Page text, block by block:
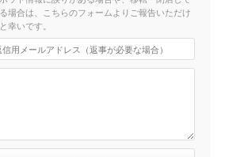
場合は、こちらのフォームよりご報告いただけ
幸いです。